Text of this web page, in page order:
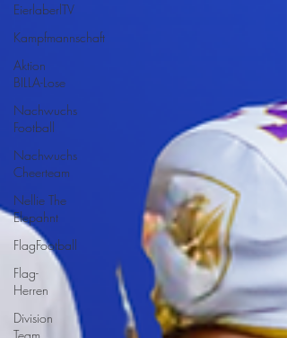
EierlaberlTV
Kampfmannschaft
Aktion
BILLA-Lose
Nachwuchs
Football
Nachwuchs
Cheerteam
Nellie The
Elepahnt
FlagFootball
Flag-
Herren
Division